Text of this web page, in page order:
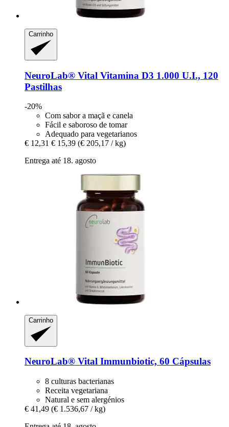
Carrinho
NeuroLab® Vital Vitamina D3 1.000 U.I., 120
Pastilhas
-20%
Com sabor a maçã e canela
Fácil e saboroso de tomar
Adequado para vegetarianos
€ 12,31 € 15,39 (€ 205,17 / kg)
Entrega até 18. agosto
Carrinho
NeuroLab® Vital Immunbiotic, 60 Cápsulas
8 culturas bacterianas
Receita vegetariana
Natural e sem alergénios
€ 41,49 (€ 1.536,67 / kg)